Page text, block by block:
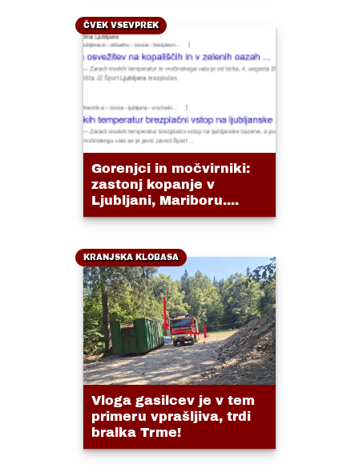
ČVEK VSEVPREK
Gorenjci in močvirniki:
zastonj kopanje v
Ljubljani, Mariboru....
KRANJSKA KLOBASA
Vloga gasilcev je v tem
primeru vprašljiva, trdi
bralka Trme!